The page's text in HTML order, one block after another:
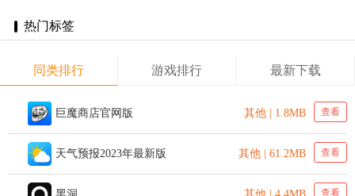
热门标签
同类排行 游戏排行 最新下载
巨魔商店官网版 其他 | 1.8MB 查看
天气预报2023年最新版 其他 | 61.2MB 查看
查看